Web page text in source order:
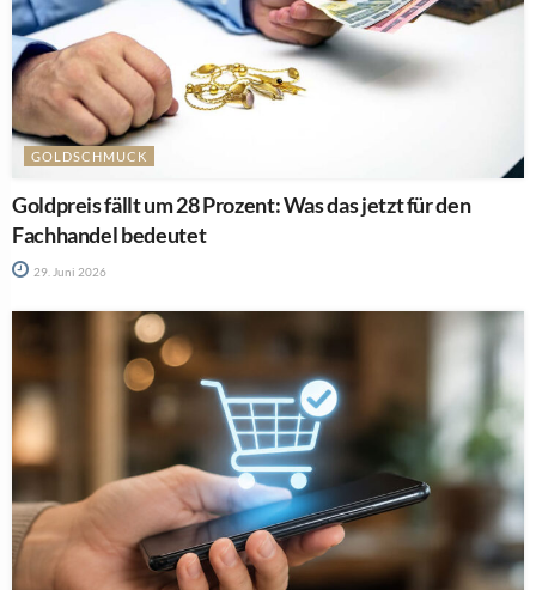
GOLDSCHMUCK
Goldpreis fällt um 28 Prozent: Was das jetzt für den
Fachhandel bedeutet
29. Juni 2026